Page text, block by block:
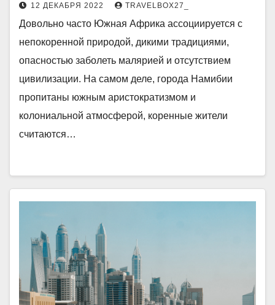
12 ДЕКАБРЯ 2022 TRAVELBOX27_
Довольно часто Южная Африка ассоциируется с
непокоренной природой, дикими традициями,
опасностью заболеть малярией и отсутствием
цивилизации. На самом деле, города Намибии
пропитаны южным аристократизмом и
колониальной атмосферой, коренные жители
считаются…